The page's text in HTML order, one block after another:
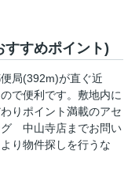
すすめポイント)
局(392m)が直ぐ近
で便利です。敷地内に
りポイント満載のアセ
グ 中山寺店までお問い
り物件探しを行うな